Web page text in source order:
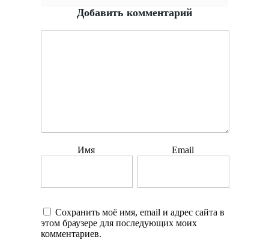
Добавить комментарий
Имя Email
Сохранить моё имя, email и адрес сайта в
этом браузере для последующих моих
комментариев.